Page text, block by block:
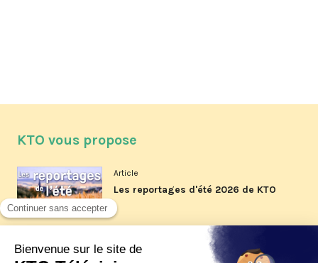
KTO vous propose
Article
Les reportages d'été 2026 de KTO
La visite pastorale du pape Léon